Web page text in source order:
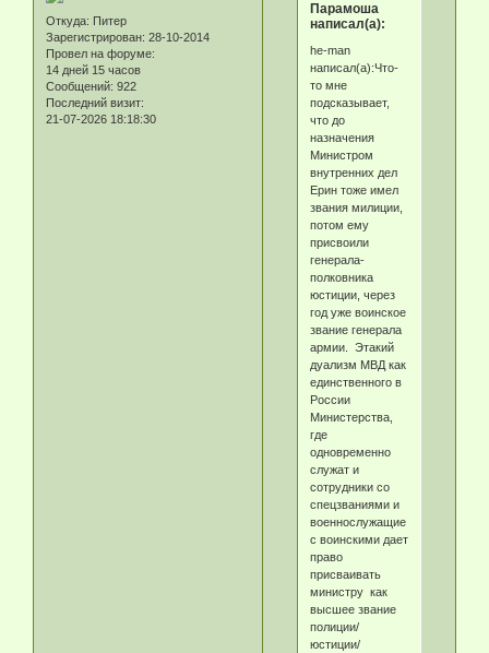
Откуда: Питер
Зарегистрирован: 28-10-2014
Провел на форуме:
14 дней 15 часов
Сообщений: 922
Последний визит:
21-07-2026 18:18:30
Парамоша
написал(а):
he-man
написал(а):Что-
то мне
подсказывает,
что до
назначения
Министром
внутренних дел
Ерин тоже имел
звания милиции,
потом ему
присвоили
генерала-
полковника
юстиции, через
год уже воинское
звание генерала
армии. Этакий
дуализм МВД как
единственного в
России
Министерства,
где
одновременно
служат и
сотрудники со
спецзваниями и
военнослужащие
с воинскими дает
право
присваивать
министру как
высшее звание
полиции/
юстиции/